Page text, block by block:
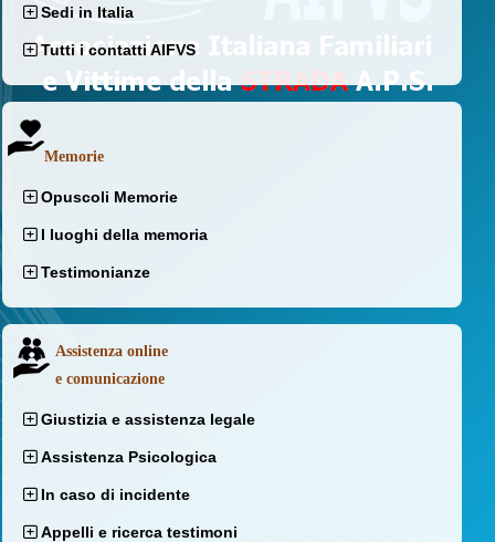
Sedi in Italia
Tutti i contatti AIFVS
Memorie
Opuscoli Memorie
I luoghi della memoria
Testimonianze
Assistenza online
e comunicazione
Giustizia e assistenza legale
Assistenza Psicologica
In caso di incidente
Appelli e ricerca testimoni